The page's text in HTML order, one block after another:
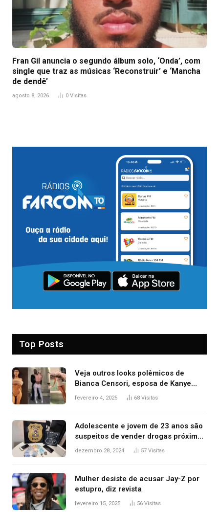
Fran Gil anuncia o segundo álbum solo, ‘Onda’, com
single que traz as músicas ‘Reconstruir’ e ‘Mancha
de dendê’
agosto 8, 2026 0 Visitas
Top Posts
Veja outros looks polêmicos de
Bianca Censori, esposa de Kanye
West que apareceu nua no Grammy
fevereiro 4, 2025 68 Visitas
Adolescente e jovem de 23 anos são
suspeitos de vender drogas próximo
de delegacia e escola, diz polícia
dezembro 28, 2024 57 Visitas
Mulher desiste de acusar Jay-Z por
estupro, diz revista
fevereiro 15, 2025 56 Visitas